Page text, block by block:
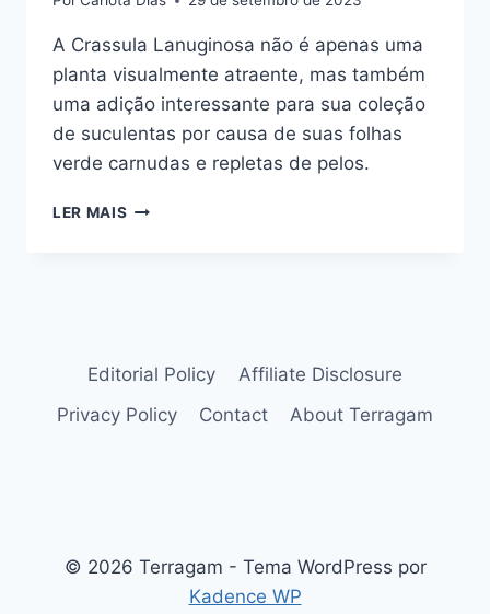
A Crassula Lanuginosa não é apenas uma
planta visualmente atraente, mas também
uma adição interessante para sua coleção
de suculentas por causa de suas folhas
verde carnudas e repletas de pelos.
LER MAIS CRASSULA
BRANCAS
Editorial Policy
Affiliate Disclosure
Privacy Policy
Contact About Terragam
© 2026 Terragam - Tema WordPress por
Kadence WP